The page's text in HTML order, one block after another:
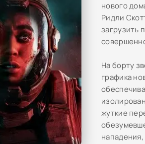
нового
Ридли
загрузить
На борту
графика
жуткие